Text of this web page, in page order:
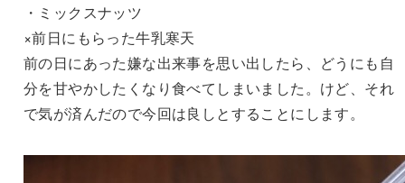
・ミックスナッツ
×前日にもらった牛乳寒天
前の日にあった嫌な出来事を思い出したら、どうにも自
分を甘やかしたくなり食べてしまいました。けど、それ
で気が済んだので今回は良しとすることにします。